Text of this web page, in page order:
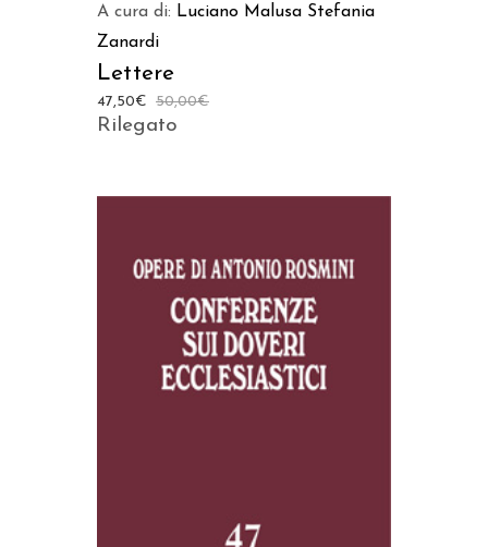
A cura di: Luciano Malusa Stefania
Zanardi
Lettere
50,00€
47,50€
Rilegato